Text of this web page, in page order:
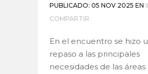
PUBLICADO: 05 NOV 2025 EN
COMPARTIR
En el encuentro se hizo
repaso a las principales
necesidades de las áreas